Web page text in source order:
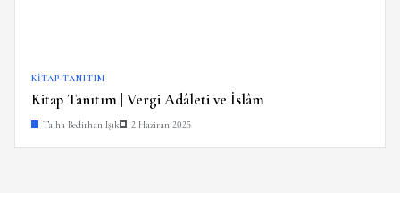
KITAP-TANITIM
Kitap Tanıtım | Vergi Adâleti ve İslâm
Talha Bedirhan Işık 2 Haziran 2025